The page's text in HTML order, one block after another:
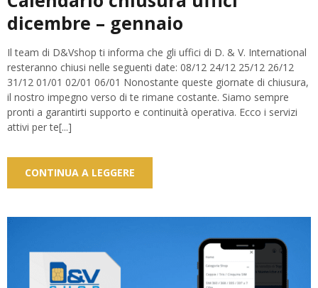
dicembre – gennaio
Il team di D&Vshop ti informa che gli uffici di D. & V. International
resteranno chiusi nelle seguenti date: 08/12 24/12 25/12 26/12
31/12 01/01 02/01 06/01 Nonostante queste giornate di chiusura,
il nostro impegno verso di te rimane costante. Siamo sempre
pronti a garantirti supporto e continuità operativa. Ecco i servizi
attivi per te[...]
CONTINUA A LEGGERE